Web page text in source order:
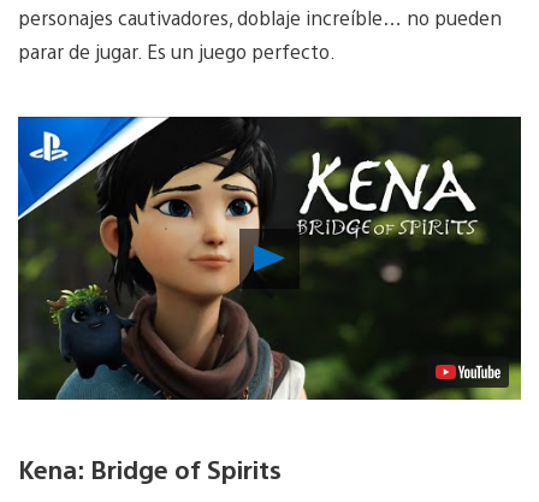
personajes cautivadores, doblaje increíble… no pueden
parar de jugar. Es un juego perfecto.
Reproducir
Video
Kena: Bridge of Spirits